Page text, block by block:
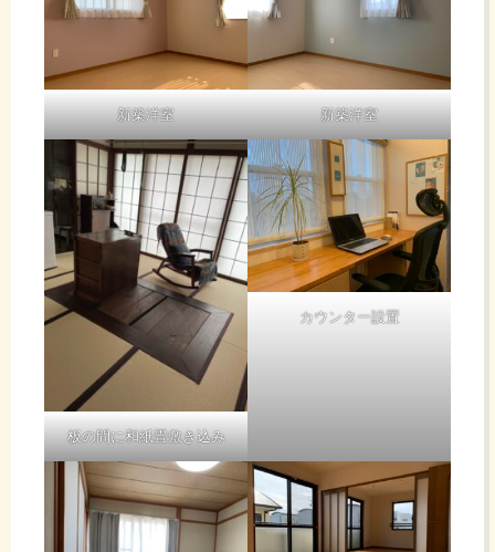
新築洋室 新築洋室
板の間に和紙畳敷き込み
カウンター設置